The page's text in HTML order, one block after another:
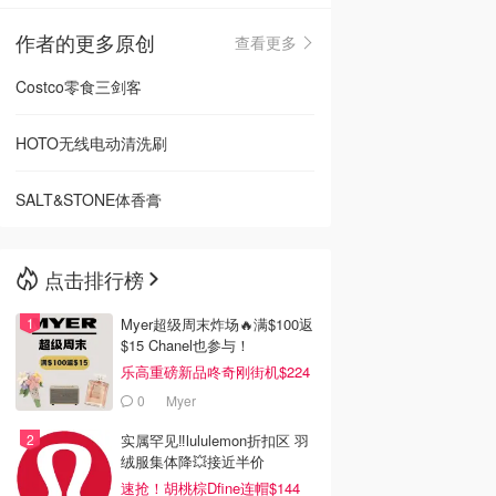
🇳🇿新西兰
作者的更多原创
查看更多
Costco零食三剑客
HOTO无线电动清洗刷
SALT&STONE体香膏
点击排行榜
Myer超级周末炸场🔥满$100返
$15 Chanel也参与！
乐高重磅新品咚奇刚街机$224
0 Myer
实属罕见‼️lululemon折扣区 羽
绒服集体降💥接近半价
速抢！胡桃棕Dfine连帽$144